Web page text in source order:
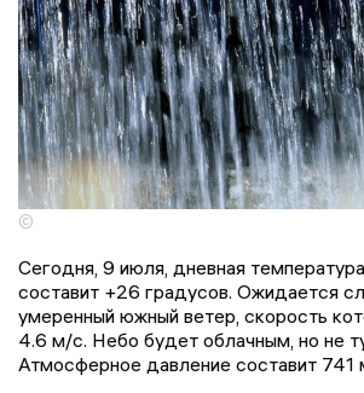
©
Сегодня, 9 июля, дневная
составит +26 градусов. Ожидается
умеренный южный ветер, скорость
4.6 м/с. Небо будет облачным, но не
Атмосферное давление составит 741